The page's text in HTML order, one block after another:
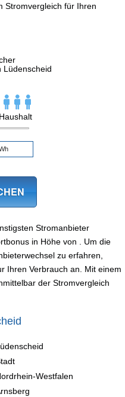
Stromvergleich für Ihren
Lüdenscheid
Stromanbieter
in Höhe von . Um die
zu erfahren,
Ihren Verbrauch an. Mit einem
der Stromvergleich
Westfalen